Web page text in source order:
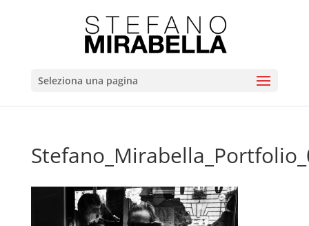
Seleziona una pagina